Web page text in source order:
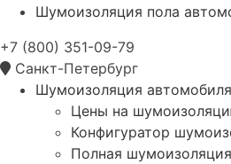
Шумоизоляция пола
+7 (800) 351-09-79
Санкт-Петербург
Шумоизоляция автомобиля
Цены на
Конфигуратор
Полная